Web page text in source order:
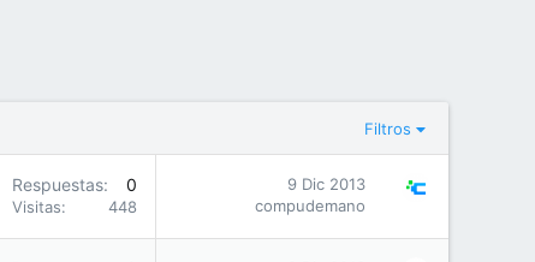
Filtros
Respuestas 0
Visitas 448
9 Dic 2013
compudemano